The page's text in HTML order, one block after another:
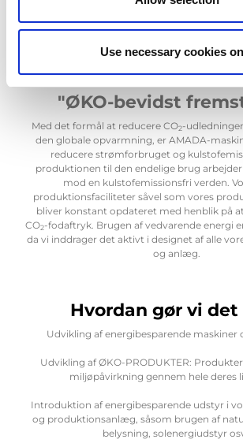
Use necessary cookies
Reduktion af CO2-
"ØKO-bevidst
Med det formål at reducere CO2-
den globale opvarmning, er AMADA-
reducere strømforbruget og
produktionen til den endelige brug
mod en kulstofemissionsfri verden.
produktionsfaciliteter såvel som vores
bliver konstant opdateret med henblik på
CO2-fodaftryk. Brugen af vedvarende energi
da vi inddrager det aktivt i designet af alle
og anlæg.
Hvordan gør vi det
Udvikling af energibesparende maskiner
Udvikling af ØKO-PRODUKTER:
miljøpåvirkning gennem hele deres
Introduktion af energibesparende udstyr i
og produktionsanlæg, såsom brugen af
belysning, solenergiudstyr